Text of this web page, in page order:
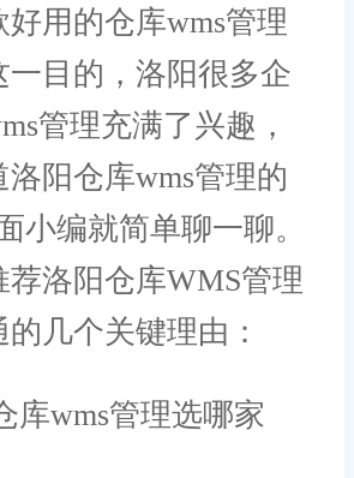
用的仓库wms管理
一目的，洛阳很多企
管理充满了兴趣，
阳仓库wms管理的
小编就简单聊一聊。
荐洛阳仓库WMS管理
几个关键理由：